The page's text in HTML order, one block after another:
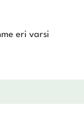
eri varsi